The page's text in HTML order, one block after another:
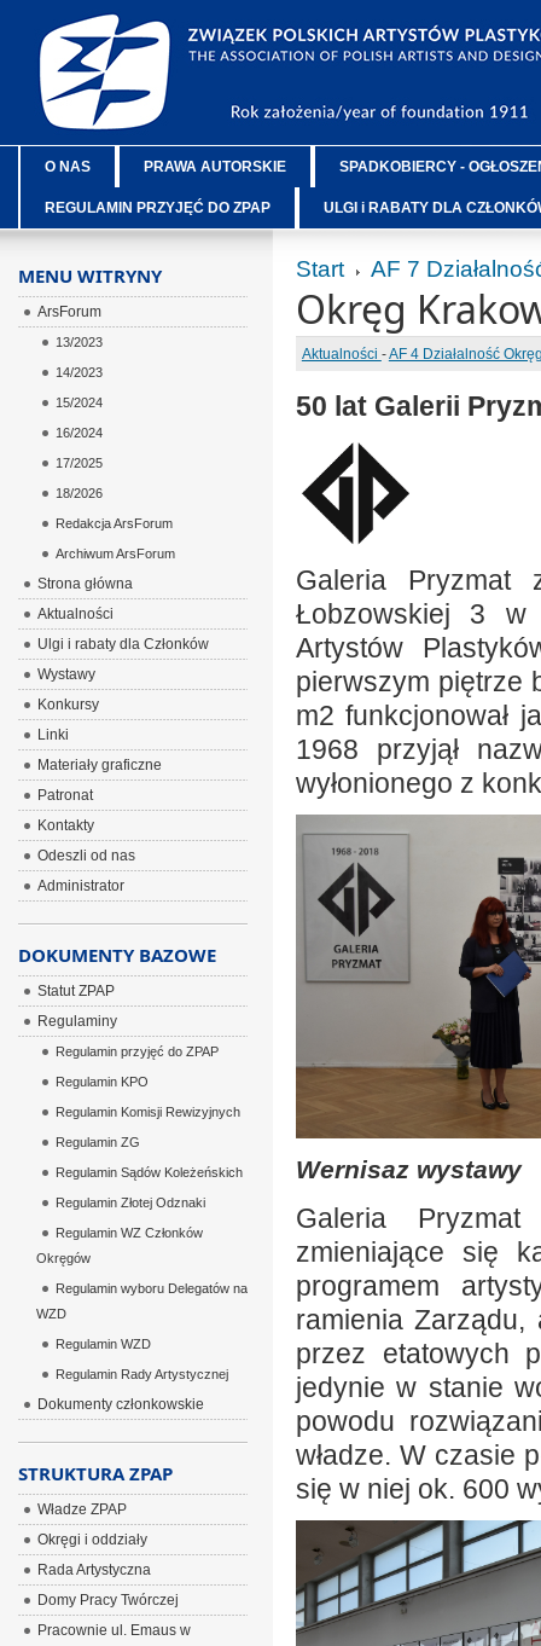
O NAS PRAWA AUTORSKIE SPADKOBIERCY -
REGULAMIN PRZYJĘĆ DO ZPAP ULGI i RABATY DLA
Start AF 7
Okręg
Aktualności -AF 4 Działalność
50 lat Galerii
Galeria Pryzmat
Łobzowskiej 3 w
Artystów
pierwszym piętrze
m2 funkcjonował
1968 przyjął
wyłonionego z
Wernisaz wystawy
Galeria
zmieniające się
programem
ramienia Zarządu,
przez etatowych
jedynie w stanie
powodu
władze. W czasie
się w niej ok. 600
MENU WITRYNY
ArsForum
13/2023
14/2023
15/2024
16/2024
17/2025
18/2026
Redakcja ArsForum
Archiwum ArsForum
Strona główna
Aktualności
Ulgi i rabaty dla Członków
Wystawy
Konkursy
Linki
Materiały graficzne
Patronat
Kontakty
Odeszli od nas
Administrator
DOKUMENTY BAZOWE
Statut ZPAP
Regulaminy
Regulamin przyjęć do ZPAP
Regulamin KPO
Regulamin Komisji Rewizyjnych
Regulamin ZG
Regulamin Sądów Koleżeńskich
Regulamin Złotej Odznaki
Regulamin WZ Członków
Okręgów
Regulamin wyboru Delegatów na
WZD
Regulamin WZD
Regulamin Rady Artystycznej
Dokumenty członkowskie
STRUKTURA ZPAP
Władze ZPAP
Okręgi i oddziały
Rada Artystyczna
Domy Pracy Twórczej
Pracownie ul. Emaus w